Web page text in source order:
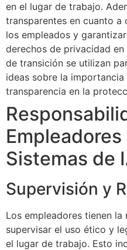
en el lugar de trabajo.
transparentes en cuanto
los empleados y
derechos de privacidad
de transición se utilizan
ideas sobre la
transparencia en la
Sistemas de
Supervisión y
Los empleadores tienen
supervisar el uso ético y
el lugar de trabajo. Esto